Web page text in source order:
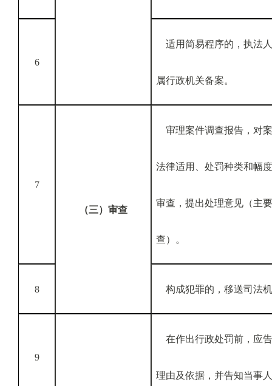
6
适用简易程序的，执法
属行政机关备案。
7
（三）审查
审理案件调查报告，对
法律适用、处罚种类和幅
审查，提出处理意见（主
查）。
8 构成犯罪的，移送司法
9
在作出行政处罚前，应
理由及依据，并告知当事